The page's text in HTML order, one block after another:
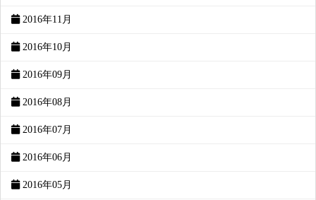
2016年11月
2016年10月
2016年09月
2016年08月
2016年07月
2016年06月
2016年05月